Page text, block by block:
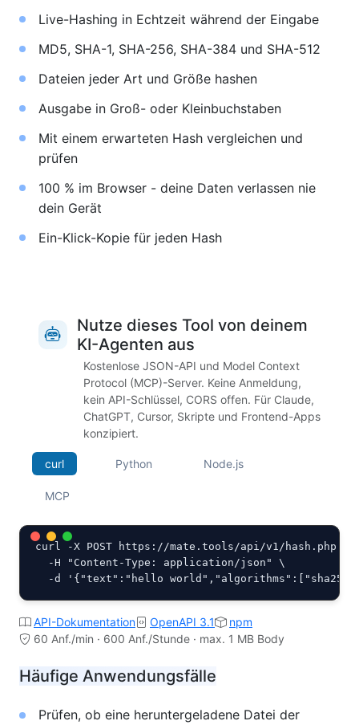
Live-Hashing in Echtzeit während der Eingabe
MD5, SHA-1, SHA-256, SHA-384 und SHA-512
Dateien jeder Art und Größe hashen
Ausgabe in Groß- oder Kleinbuchstaben
Mit einem erwarteten Hash vergleichen und
prüfen
100 % im Browser - deine Daten verlassen nie
dein Gerät
Ein-Klick-Kopie für jeden Hash
Nutze dieses Tool von deinem
KI-Agenten aus
Kostenlose JSON-API und Model Context
Protocol (MCP)-Server. Keine Anmeldung,
kein API-Schlüssel, CORS offen. Für Claude,
ChatGPT, Cursor, Skripte und Frontend-Apps
konzipiert.
curl Python Node.js
MCP
curl -X POST https://mate.tools/api/v1/hash.php \
  -H "Content-Type: application/json" \
-d '{"text":"hello
API-Dokumentation OpenAPI 3.1
npm
60 Anf./min · 600 Anf./Stunde · max. 1 MB Body
Häufige Anwendungsfälle
Prüfen, ob eine heruntergeladene Datei der